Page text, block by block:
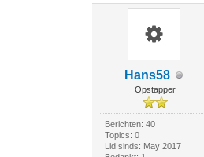
Hans58
Opstapper
Berichten: 40
Topics: 0
Lid sinds: May 2017